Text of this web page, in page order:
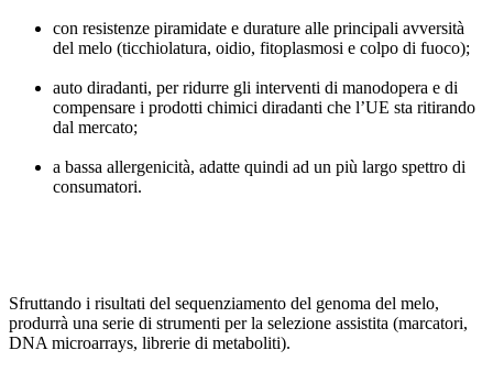
con resistenze piramidate e durature alle principali avversità
del melo (ticchiolatura, oidio, fitoplasmosi e colpo di fuoco);
auto diradanti, per ridurre gli interventi di manodopera e di
compensare i prodotti chimici diradanti che l’UE sta ritirando
dal mercato;
a bassa allergenicità, adatte quindi ad un più largo spettro di
consumatori.
Sfruttando i risultati del sequenziamento del genoma del melo,
produrrà una serie di strumenti per la selezione assistita (marcatori,
DNA microarrays, librerie di metaboliti).